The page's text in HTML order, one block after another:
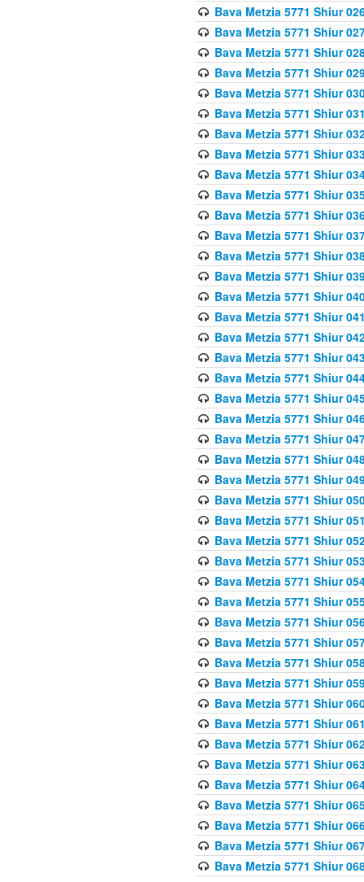
Bava Metzia 5771 Shiur
Bava Metzia 5771 Shiur
Bava Metzia 5771 Shiur
Bava Metzia 5771 Shiur
Bava Metzia 5771 Shiur
Bava Metzia 5771 Shiur
Bava Metzia 5771 Shiur
Bava Metzia 5771 Shiur
Bava Metzia 5771 Shiur
Bava Metzia 5771 Shiur
Bava Metzia 5771 Shiur
Bava Metzia 5771 Shiur
Bava Metzia 5771 Shiur
Bava Metzia 5771 Shiur
Bava Metzia 5771 Shiur
Bava Metzia 5771 Shiur
Bava Metzia 5771 Shiur
Bava Metzia 5771 Shiur
Bava Metzia 5771 Shiur
Bava Metzia 5771 Shiur
Bava Metzia 5771 Shiur
Bava Metzia 5771 Shiur
Bava Metzia 5771 Shiur
Bava Metzia 5771 Shiur
Bava Metzia 5771 Shiur
Bava Metzia 5771 Shiur
Bava Metzia 5771 Shiur
Bava Metzia 5771 Shiur
Bava Metzia 5771 Shiur
Bava Metzia 5771 Shiur
Bava Metzia 5771 Shiur
Bava Metzia 5771 Shiur
Bava Metzia 5771 Shiur
Bava Metzia 5771 Shiur
Bava Metzia 5771 Shiur
Bava Metzia 5771 Shiur
Bava Metzia 5771 Shiur
Bava Metzia 5771 Shiur
Bava Metzia 5771 Shiur
Bava Metzia 5771 Shiur
Bava Metzia 5771 Shiur
Bava Metzia 5771 Shiur
Bava Metzia 5771 Shiur